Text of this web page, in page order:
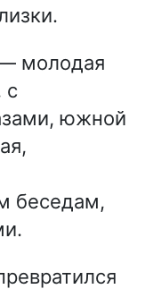
молодая
с
южной
беседам,